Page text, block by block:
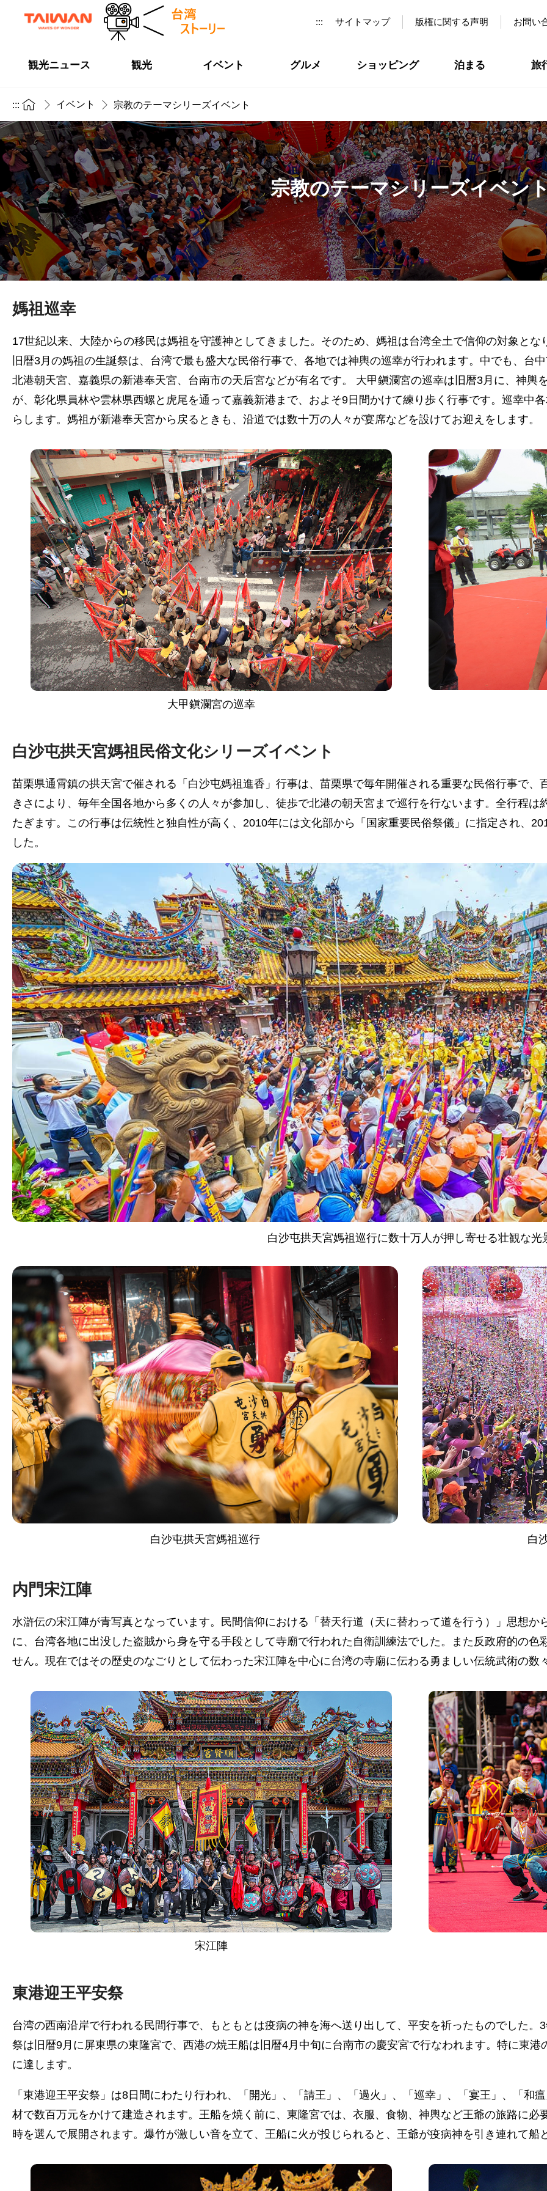
::: サイトマップ 版権に関する声明 お問い
観光ニュース 観光 イベント グルメ ショッピング 泊まる 旅
::: イベント 宗教のテーマシリーズイベント
宗教のテーマシリーズイベン
媽祖巡幸
17世紀以来、大陸からの移民は媽祖を守護神としてきました。そのため、媽祖は台湾全土で信仰の対象と
旧暦3月の媽祖の生誕祭は、台湾で最も盛大な民俗行事で、各地では神輿の巡幸が行われます。中でも、台
北港朝天宮、嘉義県の新港奉天宮、台南市の天后宮などが有名です。 大甲鎭瀾宮の巡幸は旧暦3月に、神輿
が、彰化県員林や雲林県西螺と虎尾を通って嘉義新港まで、およそ9日間かけて練り歩く行事です。巡幸中
らします。媽祖が新港奉天宮から戻るときも、沿道では数十万の人々が宴席などを設けてお迎えをします。
大甲鎭瀾宮の巡幸
白沙屯拱天宮媽祖民俗文化シリーズイベント
苗栗県通霄鎮の拱天宮で催される「白沙屯媽祖進香」行事は、苗栗県で毎年開催される重要な民俗行事で
きさにより、毎年全国各地から多くの人々が参加し、徒歩で北港の朝天宮まで巡行を行ないます。全行程
たぎます。この行事は伝統性と独自性が高く、2010年には文化部から「国家重要民俗祭儀」に指定され、
した。
白沙屯拱天宮媽祖巡行に数十万人が押し寄せる壮観な光
白沙屯拱天宮媽祖巡行 白
内門宋江陣
水滸伝の宋江陣が青写真となっています。民間信仰における「替天行道（天に替わって道を行う）」思想
に、台湾各地に出没した盗賊から身を守る手段として寺廟で行われた自衛訓練法でした。また反政府的の
せん。現在ではその歴史のなごりとして伝わった宋江陣を中心に台湾の寺廟に伝わる勇ましい伝統武術の数
宋江陣
東港迎王平安祭
台湾の西南沿岸で行われる民間行事で、もともとは疫病の神を海へ送り出して、平安を祈ったものでした
祭は旧暦9月に屏東県の東隆宮で、西港の焼王船は旧暦4月中旬に台南市の慶安宮で行なわれます。特に東
に達します。
「東港迎王平安祭」は8日間にわたり行われ、「開光」、「請王」、「過火」、「巡幸」、「宴王」、「和
材で数百万元をかけて建造されます。王船を焼く前に、東隆宮では、衣服、食物、神輿など王爺の旅路に
時を選んで展開されます。爆竹が激しい音を立て、王船に火が投じられると、王爺が疫病神を引き連れて